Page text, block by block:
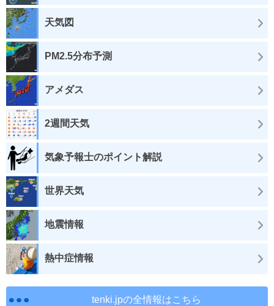
天気図
PM2.5分布予測
アメダス
2週間天気
気象予報士のポイント解説
世界天気
地震情報
熱中症情報
tenki.jpの全情報はこちら